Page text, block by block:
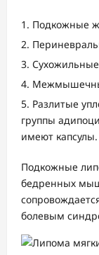
Подкожные
Разлитые
группы
имеют капсулы.
Подкожные
бедренных
болевым